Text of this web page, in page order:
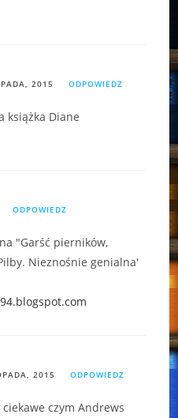
2015 ODPOWIEDZ
książka Diane
ODPOWIEDZ
"Garść pierników,
Nieznośnie genialna'
2015 ODPOWIEDZ
czym Andrews